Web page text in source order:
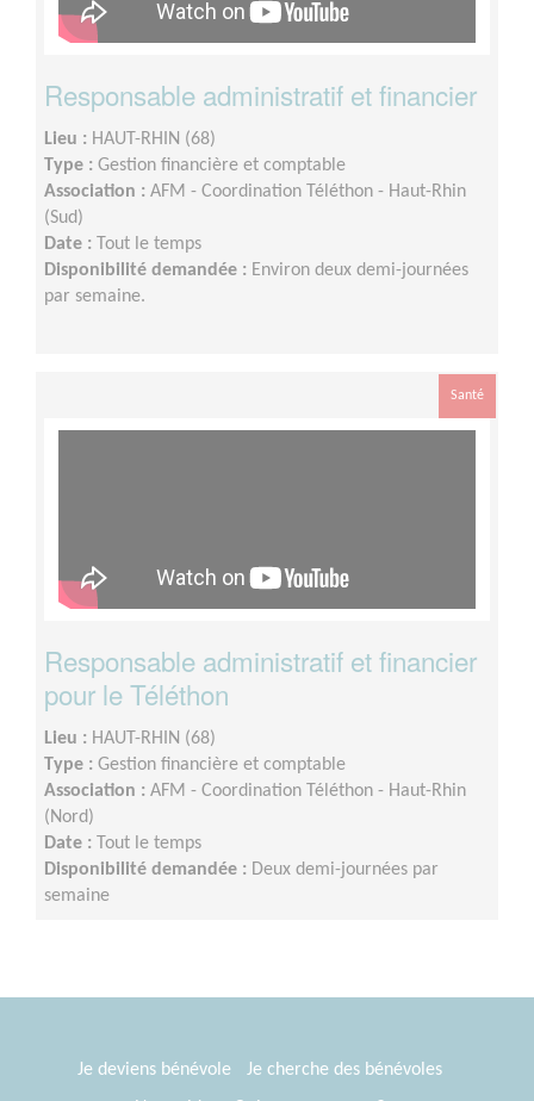
Responsable administratif et financier
Lieu : HAUT-RHIN (68)
Type : Gestion financière et comptable
Association : AFM - Coordination Téléthon - Haut-Rhin
(Sud)
Date :
Tout le temps
Disponibilité demandée : Environ deux demi-journées
par semaine.
Santé
Responsable administratif et financier
pour le Téléthon
Lieu : HAUT-RHIN (68)
Type : Gestion financière et comptable
Association : AFM - Coordination Téléthon - Haut-Rhin
(Nord)
Date :
Tout le temps
Disponibilité demandée : Deux demi-journées par
semaine
Je deviens bénévole
Je cherche des bénévoles